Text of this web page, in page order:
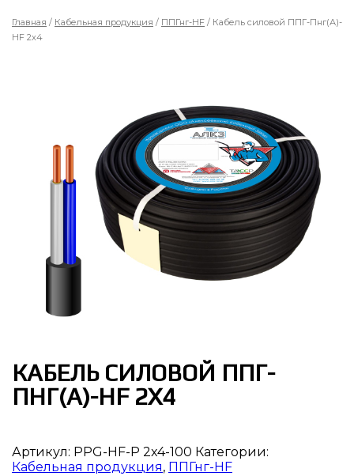
Главная / Кабельная продукция / ППГнг-HF / Кабель силовой ППГ-Пнг(А)-
HF 2х4
КАБЕЛЬ СИЛОВОЙ ППГ-
ПНГ(А)-HF 2Х4
Артикул: PPG-HF-P 2x4-100 Категории:
Кабельная продукция, ППГнг-HF